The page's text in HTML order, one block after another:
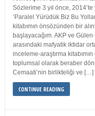
Sözlerime 3 yıl önce, 2014’te
‘Paralel Yürüdük Biz Bu
kitabımın önsözünden bir
başlayacağım. AKP ve Gülen
arasındaki mafyatik iktidar
inceleme-araştırma
toplumsal olarak beraber
Cemaati’nin birlikteliği ve […]
CONTINUE READING